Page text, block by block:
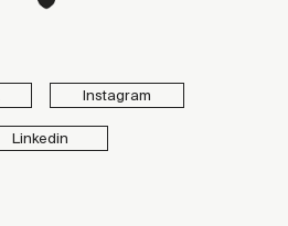
Instagram
Linkedin